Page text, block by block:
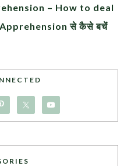
– How to deal
से कैसे बचें